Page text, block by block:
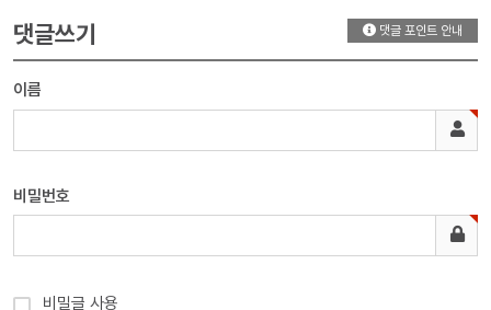
댓글쓰기 댓글 포인트 안내
이름
비밀번호
비밀글 사용